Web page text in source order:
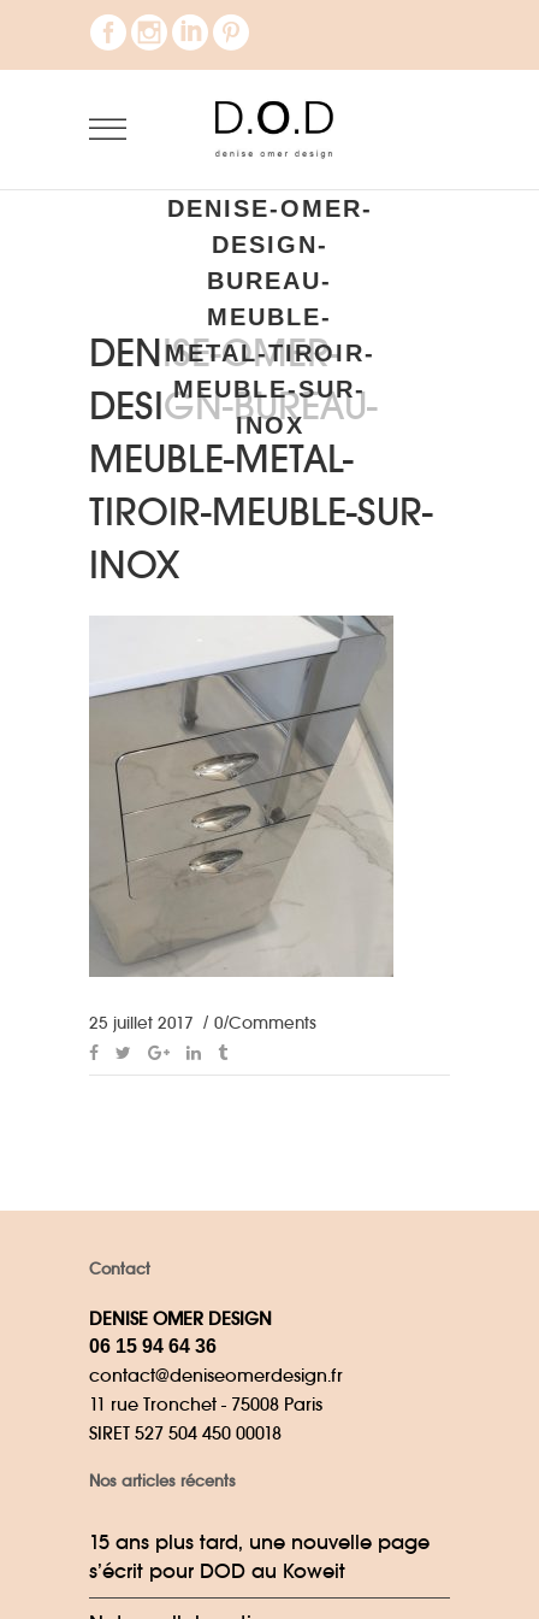
DENISE-OMER-
DESIGN-
BUREAU-
MEUBLE-
METAL-TIROIR-
MEUBLE-SUR-
INOX
DENISE-OMER-
DESIGN-BUREAU-
MEUBLE-METAL-
TIROIR-MEUBLE-SUR-
INOX
25 juillet 2017 0 Comments
Contact
DENISE OMER DESIGN
06 15 94 64 36
contact@deniseomerdesign.fr
11 rue Tronchet - 75008 Paris
SIRET 527 504 450 00018
Nos articles récents
15 ans plus tard, une nouvelle page
s’écrit pour DOD au Koweit